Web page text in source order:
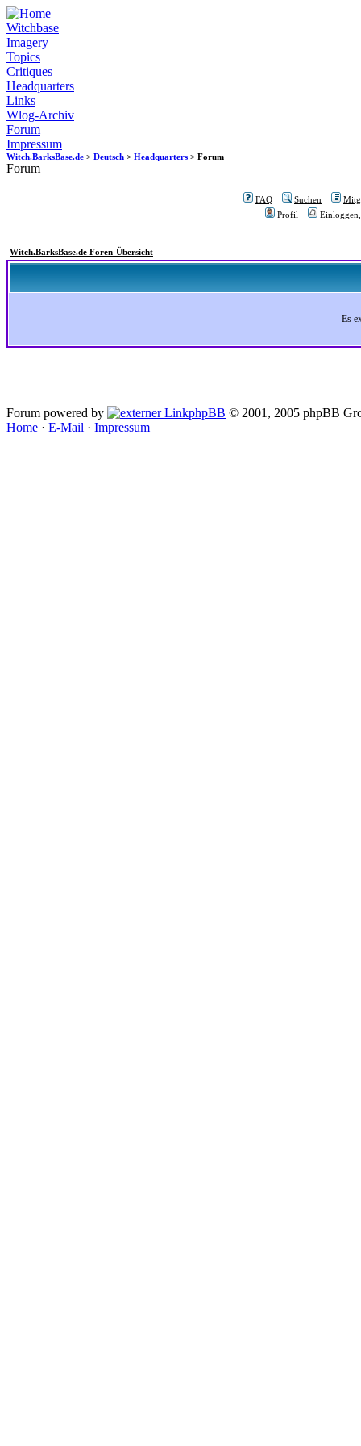
Witchbase
Imagery
Topics
Critiques
Headquarters
Links
Wlog-Archiv
Forum
Impressum
Witch.BarksBase.de > Deutsch > Headquarters > Forum
Forum
FAQ Suchen
Profil
Witch.BarksBase.de Foren-Übersicht
Es
Forum powered by phpBB © 2001, 2005 phpBB
Home · E-Mail · Impressum